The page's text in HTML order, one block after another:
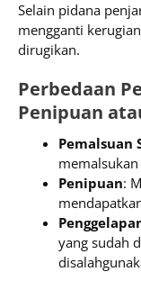
Selain pidana
mengganti
dirugikan.
Perbedaan
Penipuan
Pemalsuan
Penipuan:
yang sudah